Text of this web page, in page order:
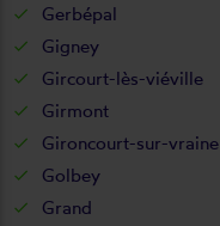
Gerbépal
Gigney
Gircourt-lès-viéville
Girmont
Gironcourt-sur-vraine
Golbey
Grand